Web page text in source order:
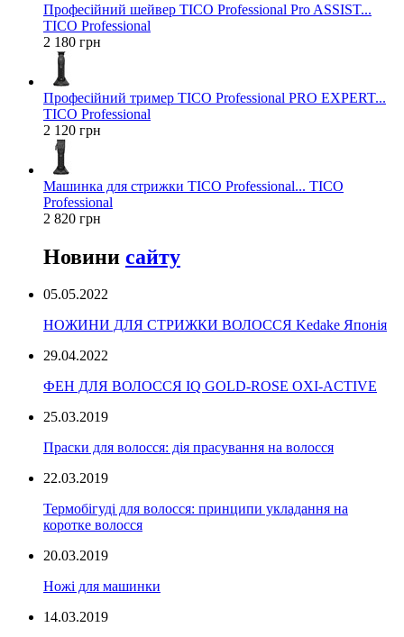
Професійний шейвер TICO Professional Pro ASSIST...
TICO Professional
2 180 грн
Професійний тример TICO Professional PRO EXPERT...
TICO Professional
2 120 грн
Машинка для стрижки TICO Professional... TICO
Professional
2 820 грн
Новини сайту
05.05.2022
НОЖИНИ ДЛЯ СТРИЖКИ ВОЛОССЯ Kedake Японія
29.04.2022
ФЕН ДЛЯ ВОЛОССЯ IQ GOLD-ROSE OXI-ACTIVE
25.03.2019
Праски для волосся: дія прасування на волосся
22.03.2019
Термобігуді для волосся: принципи укладання на
коротке волосся
20.03.2019
Ножі для машинки
14.03.2019